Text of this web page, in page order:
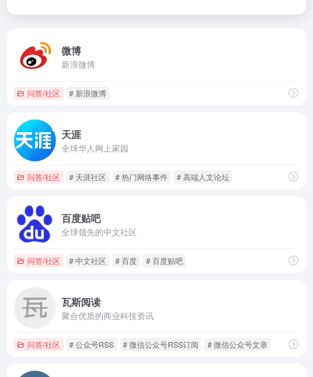
微博
新浪微博
问答/社区 # 新浪微博
天涯
全球华人网上家园
问答/社区 # 天涯社区 # 热门网络事件 # 高端人文论坛
百度贴吧
全球领先的中文社区
问答/社区 # 中文社区 # 百度 # 百度贴吧
瓦斯阅读
聚合优质的商业科技资讯
问答/社区 # 公众号RSS # 微信公众号RSS订阅 # 微信公众号文章